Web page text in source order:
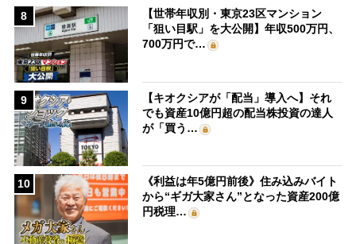
8
【世帯年収別・東京23区マンション
「狙い目駅」を大公開】年収500万円、
700万円で…
9
【キオクシアが「配当」導入へ】それ
でも資産10億円超の配当株投資の達人
が「買う…
10
《利益は年5億円前後》住み込みバイト
から“ギガ大家さん”となった資産200億
円税理…